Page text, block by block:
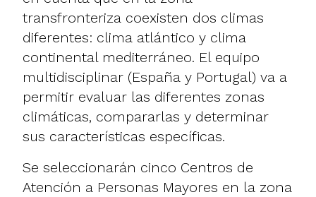
transfronteriza coexisten dos climas
diferentes: clima atlántico y clima
continental mediterráneo. El equipo
multidisciplinar (España y Portugal) va a
permitir evaluar las diferentes zonas
climáticas, compararlas y determinar
sus características específicas.
Se seleccionarán cinco Centros de
Atención a Personas Mayores en la zona